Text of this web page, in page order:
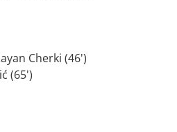
Cherki (46')
(65')